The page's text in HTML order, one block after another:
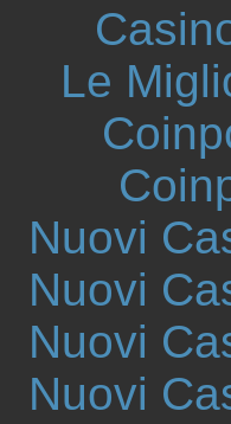
Le
Nuovi
Nuovi
Nuovi
Nuovi